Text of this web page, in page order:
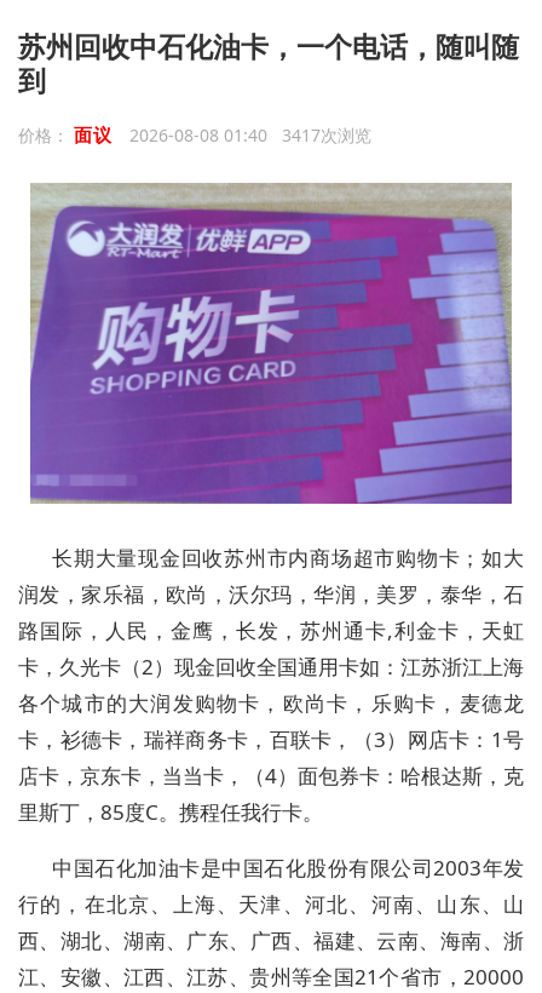
苏州回收中石化油卡，一个电话，随叫随
到
价格： 面议 2026-08-08 01:40 3417次浏览
长期大量现金回收苏州市内商场超市购物卡；如大
润发，家乐福，欧尚，沃尔玛，华润，美罗，泰华，石
路国际，人民，金鹰，长发，苏州通卡,利金卡，天虹
卡，久光卡（2）现金回收全国通用卡如：江苏浙江上海
各个城市的大润发购物卡，欧尚卡，乐购卡，麦德龙
卡，衫德卡，瑞祥商务卡，百联卡，（3）网店卡：1号
店卡，京东卡，当当卡，（4）面包券卡：哈根达斯，克
里斯丁，85度C。携程任我行卡。
中国石化加油卡是中国石化股份有限公司2003年发
行的，在北京、上海、天津、河北、河南、山东、山
西、湖北、湖南、广东、广西、福建、云南、海南、浙
江、安徽、江西、江苏、贵州等全国21个省市，20000